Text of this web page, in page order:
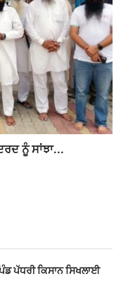
ਨੂੰ ਸਾਂਝਾ...
ਪੱਧਰੀ ਕਿਸਾਨ ਸਿਖਲਾਈ